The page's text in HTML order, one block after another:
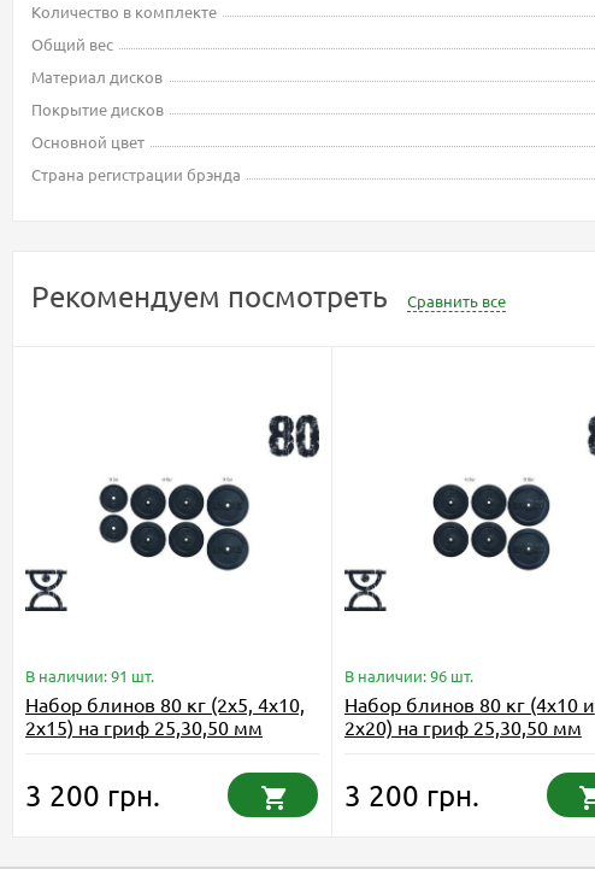
Количество в комплекте
Общий вес
Материал дисков
Покрытие дисков
Основной цвет
Страна регистрации брэнда
Рекомендуем посмотреть Сравнить все
В наличии: 91 шт.
Набор блинов 80 кг (2x5, 4x10,
2x15) на гриф 25,30,50 мм
3 200 грн.
В наличии: 96 шт.
Набор блинов 80 кг (4x10 и
2x20) на гриф 25,30,50 мм
3 200 грн.